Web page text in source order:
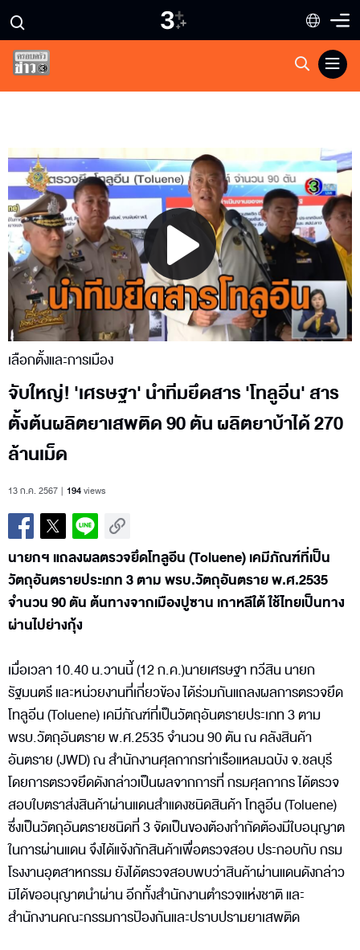
Play
Video
เลือกตั้งและการเมือง
จับใหญ่! 'เศรษฐา' นำทีมยึดสาร 'โทลูอีน' สาร
ตั้งต้นผลิตยาเสพติด 90 ตัน ผลิตยาบ้าได้ 270
ล้านเม็ด
13 ก.ค. 2567 194views
นายกฯ แถลงผลตรวจยึดโทลูอีน (Toluene) เคมีภัณฑ์ที่เป็น
วัตถุอันตรายประเภท 3 ตาม พรบ.วัตถุอันตราย พ.ศ.2535
จำนวน 90 ตัน ต้นทางจากเมืองปูซาน เกาหลีใต้ ใช้ไทยเป็นทาง
ผ่านไปย่างกุ้ง
เมื่อเวลา 10.40 น.วานนี้ (12 ก.ค.)นายเศรษฐา ทวีสิน นายก
รัฐมนตรี และหน่วยงานที่เกี่ยวข้อง ได้ร่วมกันแถลงผลการตรวจยึด
โทลูอีน (Toluene) เคมีภัณฑ์ที่เป็นวัตถุอันตรายประเภท 3 ตาม
พรบ.วัตถุอันตราย พ.ศ.2535 จำนวน 90 ตัน ณ คลังสินค้า
อันตราย (JWD) ณ สำนักงานศุลกากรท่าเรือแหลมฉบัง จ.ชลบุรี
โดยการตรวจยึดดังกล่าวเป็นผลจากการที่ กรมศุลกากร ได้ตรวจ
สอบใบตราส่งสินค้าผ่านแดนสำแดงชนิดสินค้า โทลูอีน (Toluene)
ซึ่งเป็นวัตถุอันตรายชนิดที่ 3 จัดเป็นของต้องกำกัดต้องมีใบอนุญาต
ในการผ่านแดน จึงได้แจ้งกักสินค้าเพื่อตรวจสอบ ประกอบกับ กรม
โรงงานอุตสาหกรรม ยังได้ตรวจสอบพบว่าสินค้าผ่านแดนดังกล่าว
มิได้ขออนุญาตนำผ่าน อีกทั้งสำนักงานตำรวจแห่งชาติ และ
สำนักงานคณะกรรมการป้องกันและปราบปรามยาเสพติด